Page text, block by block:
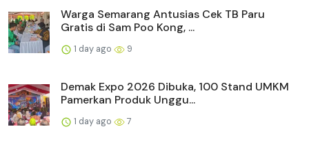
Warga Semarang Antusias Cek TB Paru
Gratis di Sam Poo Kong, ...
1 day ago 9
Demak Expo 2026 Dibuka, 100 Stand UMKM
Pamerkan Produk Unggu...
1 day ago 7